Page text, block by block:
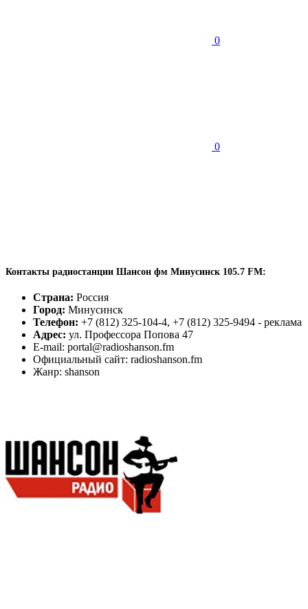
0
0
Контакты радиостанции Шансон фм Минусинск 105.7 FM:
Страна: Россия
Город: Минусинск
Телефон: +7 (812) 325-104-4, +7 (812) 325-9494 - реклама
Адрес: ул. Профессора Попова 47
E-mail: portal@radioshanson.fm
Официальный сайт: radioshanson.fm
Жанр: shanson